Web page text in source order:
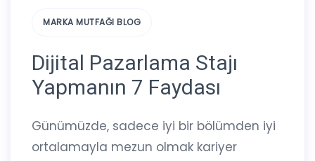
MARKA MUTFAĞI BLOG
Dijital Pazarlama Stajı
Yapmanın 7 Faydası
Günümüzde, sadece iyi bir bölümden iyi
ortalamayla mezun olmak kariyer